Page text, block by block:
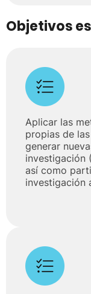
Objetivos
Aplicar las
propias de
generar
investigación
así como
investigación